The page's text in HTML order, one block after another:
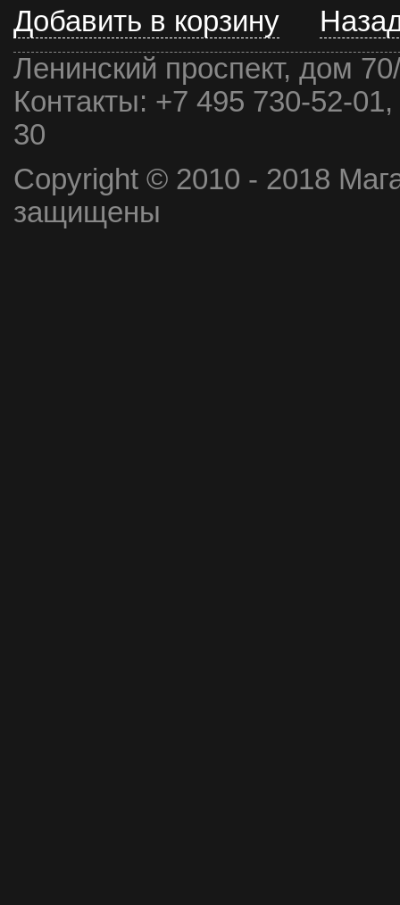
Добавить в корзину
Ленинский проспект, дом
Контакты: +7 495 730-52-
30
Copyright © 2010 - 2018
защищены